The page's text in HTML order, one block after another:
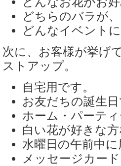
どちらのバラが
どんなイベント
次に、お客様が挙げ
ストアップ。
自宅用です。
お友だちの誕生
ホーム・パーテ
白い花が好きな
水曜日の午前中
メッセージカー